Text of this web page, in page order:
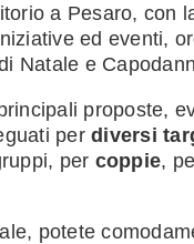
a Pesaro, con
ed eventi,
Natale e
proposte,
per diversi
per coppie,
potete